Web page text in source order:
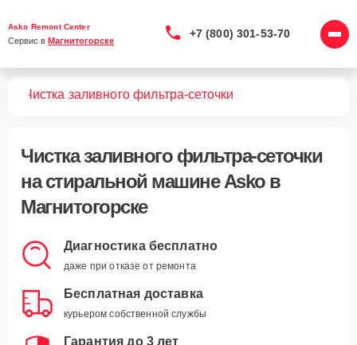
Asko Remont Center
Сервис в Магнитогорске
+7 (800) 301-53-70
Чистка заливного фильтра-сеточки
Чистка заливного фильтра-сеточки
на стиральной машине Asko в
Магнитогорске
Диагностика бесплатно
даже при отказе от ремонта
Бесплатная доставка
курьером собственной службы
Гарантия до 3 лет